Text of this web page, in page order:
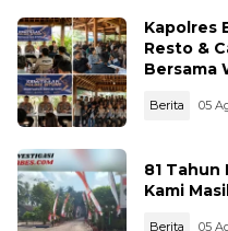
Kapolres
Resto &
Bersama
Berita 05
81 Tahun
Kami
Berita 05